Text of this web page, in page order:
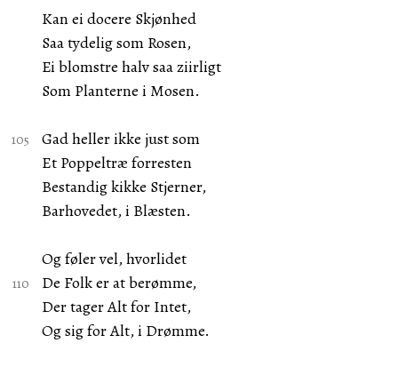
Kan ei docere Skjønhed
Saa tydelig som Rosen,
Ei blomstre halv saa ziirligt
Som Planterne i Mosen.
Gad heller ikke just som
Et Poppeltræ forresten
Bestandig kikke Stjerner,
Barhovedet, i Blæsten.
Og føler vel, hvorlidet
De Folk er at berømme,
Der tager Alt for Intet,
Og sig for Alt, i Drømme.